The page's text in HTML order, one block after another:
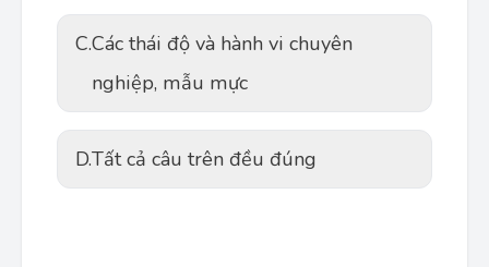
C.Các thái độ và hành vi chuyên
nghiệp, mẫu mực
D.Tất cả câu trên đều đúng